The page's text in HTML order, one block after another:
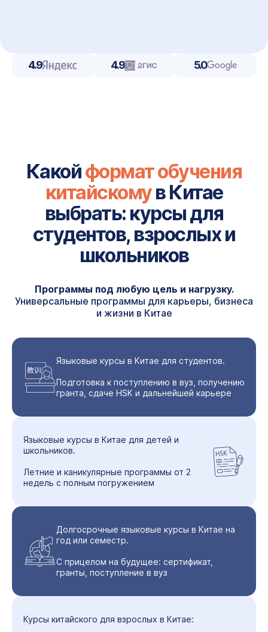
4.9 4.9 5.0
Какойформат обучения
китайскомув Китае
выбрать: курсы для
студентов, взрослых и
школьников
Программы под любую цель и нагрузку.
Универсальные программы для карьеры, бизнеса
и жизни в Китае
Языковые курсы в Китае для студентов.
Подготовка к поступлению в вуз, получению
гранта, сдаче HSK и дальнейшей карьере
Языковые курсы в Китае для детей и
школьников.
Летние и каникулярные программы от 2
недель с полным погружением
Курсы китайского для взрослых в Китае:
Долгосрочные языковые курсы в Китае на
год или семестр.
С прицелом на будущее: сертификат,
гранты, поступление в вуз